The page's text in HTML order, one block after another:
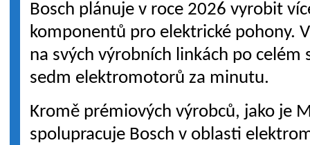
Bosch plánuje v roce 2026 vyrobit
komponentů pro elektrické pohony.
na svých výrobních linkách po celém
sedm elektromotorů za minutu.
Kromě prémiových výrobců, jako je
spolupracuje Bosch v oblasti